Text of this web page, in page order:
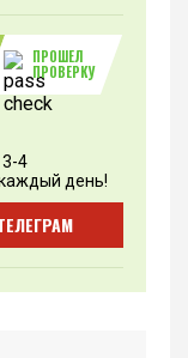
ПРОШЕЛ
ПРОВЕРКУ
4
день!